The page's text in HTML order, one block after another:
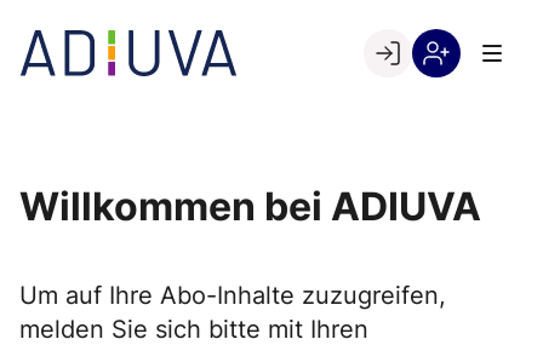
content
Go to landing page.
Willkommen bei ADIUVA
Um auf Ihre Abo-Inhalte zuzugreifen,
melden Sie sich bitte mit Ihren